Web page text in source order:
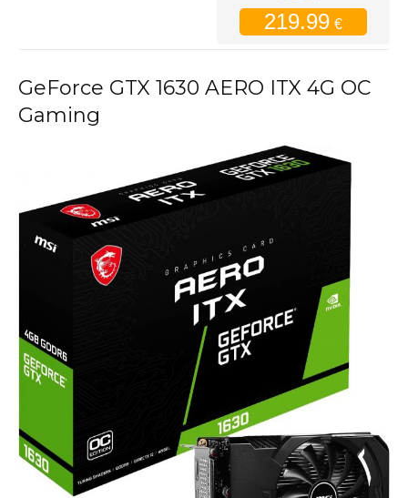
219.99 €
GeForce GTX 1630 AERO ITX 4G OC
Gaming